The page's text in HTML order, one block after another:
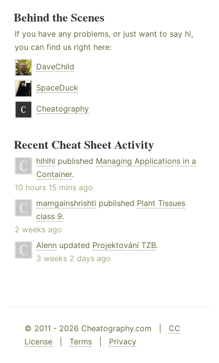
Behind the Scenes
If you have any problems, or just want to say hi,
you can find us right here:
DaveChild
SpaceDuck
Cheatography
Recent Cheat Sheet Activity
hlhlhl published Managing Applications in a
Container.
10 hours 15 mins ago
mamgainshrishti published Plant Tissues
class 9.
2 weeks ago
Alenn updated Projektování TZB.
3 weeks 2 days ago
© 2011 - 2026 Cheatography.com | CC
License
Terms Privacy